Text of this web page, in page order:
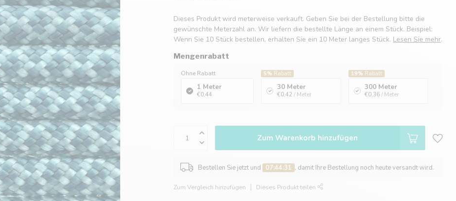
Dieses Produkt wird meterweise verkauft. Geben Sie bei der Bestellung bitte die
gewünschte Meterzahl an. Wir liefern die bestellte Länge an einem Stück. Beispiel:
Wenn Sie 10 Stück bestellen, erhalten Sie ein 10 Meter langes Stück. Lesen Sie mehr.
Mengenrabatt
Ohne Rabatt
1 Meter
€0,44
5% Rabatt
30 Meter
€0,42 / Meter
19% Rabatt
300 Meter
€0,36 / Meter
Zum Warenkorb hinzufügen
Bestellen Sie jetzt und 07:44:30 , damit Ihre Bestellung noch heute versandt wird.
Zum Vergleich hinzufügen Dieses Produkt teilen